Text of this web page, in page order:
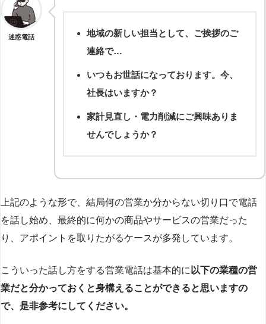
迷惑電話
地域の新しい担当として、ご挨拶のご
連絡で…
いつもお世話になっております。今、
社長はいますか？
家計見直し・電力削減にご興味ありま
せんでしょうか？
上記のような形で、結局何の営業か分からない切り口で電話
を話し始め、最終的に何かの商品やサービスの営業だった
り、アポイントを取りたがるケースが多発しています。
こういった話し方をする営業電話は基本的に 以下の業種の営
業だと分かっておくと身構えることができると思いますの
で、是非参考にしてください。